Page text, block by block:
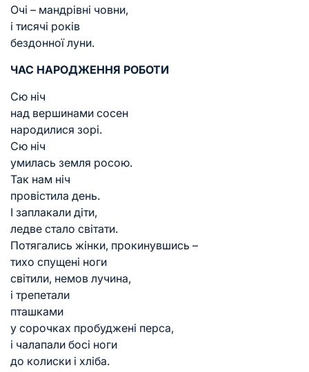
Очі – мандрівні човни,
і тисячі років
бездонної луни.
ЧАС НАРОДЖЕННЯ РОБОТИ
Сю ніч
над вершинами сосен
народилися зорі.
Сю ніч
умилась земля росою.
Так нам ніч
провістила день.
І заплакали діти,
ледве стало світати.
Потягались жінки, прокинувшись –
тихо спущені ноги
світили, немов лучина,
і трепетали
пташками
у сорочках пробуджені перса,
і чалапали босі ноги
до колиски і хліба.